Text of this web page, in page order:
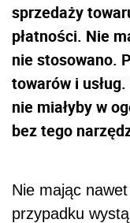
sprzedaży
płatności. Nie
nie stosowano.
towarów i
nie miałyby w
bez tego
Nie mając
przypadku